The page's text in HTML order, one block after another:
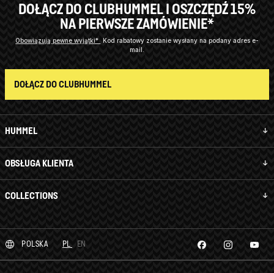
HUMMEL
OBSŁUGA KLIENTA
COLLECTIONS
DOŁĄCZ DO CLUBHUMMEL I OSZCZĘDŹ 15%
NA PIERWSZE ZAMÓWIENIE*
Obowiązują pewne wyjątki* Kod rabatowy zostanie wysłany na podany adres e-
mail.
DOŁĄCZ DO CLUBHUMMEL
POLSKA PL EN